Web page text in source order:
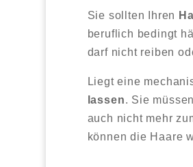
Sie sollten Ihren
beruflich bedingt
darf nicht reiben
Liegt eine
lassen. Sie
auch nicht mehr
können die Haare